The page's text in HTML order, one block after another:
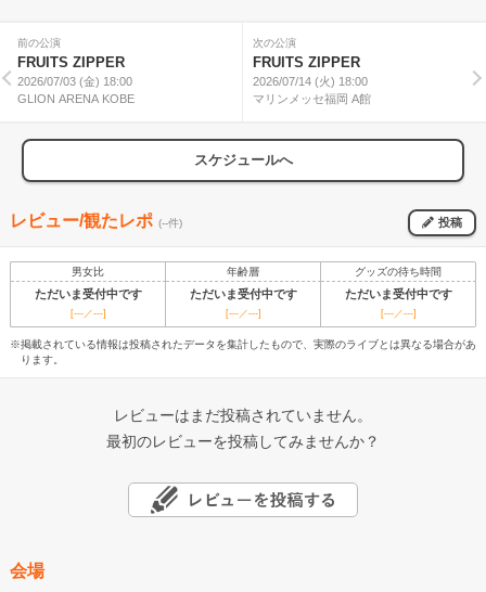
前の公演
FRUITS ZIPPER
2026/07/03 (金) 18:00
GLION ARENA KOBE
次の公演
FRUITS ZIPPER
2026/07/14 (火) 18:00
マリンメッセ福岡 A館
スケジュールへ
レビュー/観たレポ (--件) 投稿
男女比 年齢層 グッズの待ち時間
ただいま受付中です ただいま受付中です ただいま受付中です
[---／---] [---／---] [---／---]
※掲載されている情報は投稿されたデータを集計したもので、実際のライブとは異なる場合があ
ります。
レビューはまだ投稿されていません。
最初のレビューを投稿してみませんか？
会場